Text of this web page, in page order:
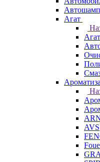
Агат
Агат
AVS